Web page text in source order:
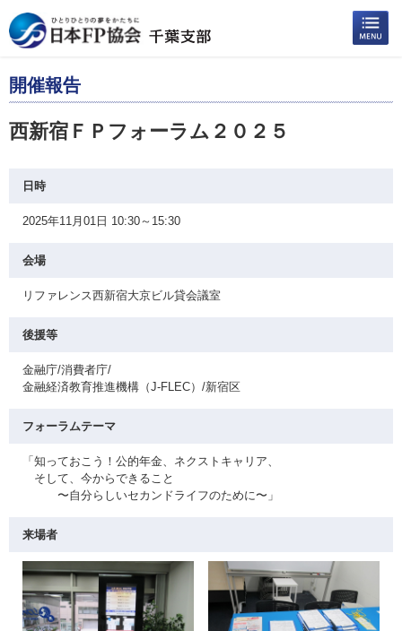
開催報告
西新宿ＦＰフォーラム２０２５
日時
2025年11月01日 10:30～15:30
会場
リファレンス西新宿大京ビル貸会議室
後援等
金融庁/消費者庁/
金融経済教育推進機構（J-FLEC）/新宿区
フォーラムテーマ
「知っておこう！公的年金、ネクストキャリア、
そして、今からできること
〜自分らしいセカンドライフのために〜」
来場者